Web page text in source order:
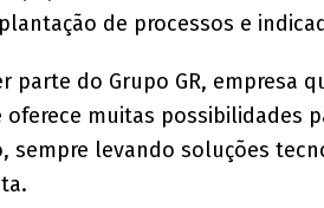
de processos e
parte do Grupo GR, empresa
oferece muitas possibilidades
sempre levando soluções